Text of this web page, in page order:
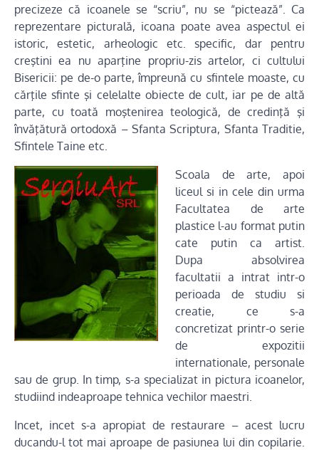
precizeze că icoanele se “scriu”, nu se “pictează”. Ca
reprezentare picturală, icoana poate avea aspectul ei
istoric, estetic, arheologic etc. specific, dar pentru
creştini ea nu aparţine propriu-zis artelor, ci cultului
Bisericii: pe de-o parte, împreună cu sfintele moaste, cu
cărţile sfinte şi celelalte obiecte de cult, iar pe de altă
parte, cu toată moştenirea teologică, de credinţă şi
învăţătură ortodoxă – Sfanta Scriptura, Sfanta Traditie,
Sfintele Taine etc.
Scoala de arte, apoi
liceul si in cele din urma
Facultatea de arte
plastice l-au format putin
cate putin ca artist.
Dupa absolvirea
facultatii a intrat intr-o
perioada de studiu si
creatie, ce s-a
concretizat printr-o serie
de expozitii
internationale, personale
sau de grup. In timp, s-a specializat in pictura icoanelor,
studiind indeaproape tehnica vechilor maestri.
Incet, incet s-a apropiat de restaurare – acest lucru
ducandu-l tot mai aproape de pasiunea lui din copilarie.